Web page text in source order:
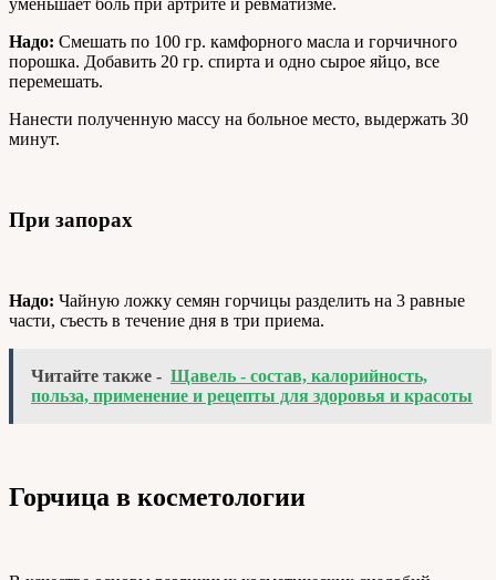
уменьшает боль при артрите и ревматизме.
Надо: Смешать по 100 гр. камфорного масла и горчичного
порошка. Добавить 20 гр. спирта и одно сырое яйцо, все
перемешать.
Нанести полученную массу на больное место, выдержать 30
минут.
При запорах
Надо: Чайную ложку семян горчицы разделить на 3 равные
части, съесть в течение дня в три приема.
Читайте также - Щавель - состав, калорийность,
польза, применение и рецепты для здоровья и красоты
Горчица в косметологии